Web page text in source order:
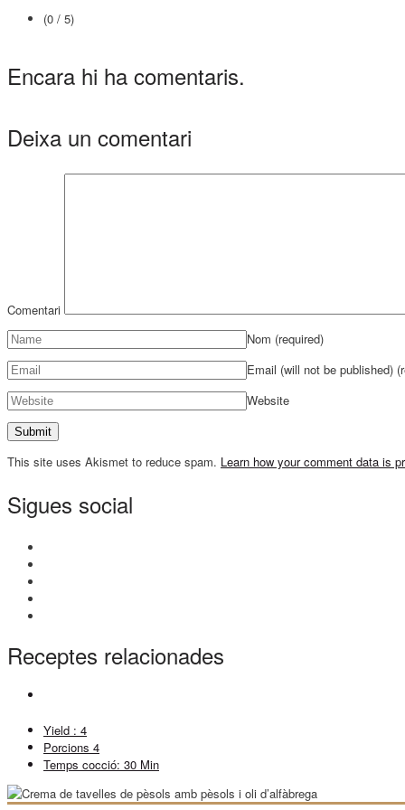
(0 / 5)
Encara hi ha comentaris.
Deixa un comentari
Comentari
Nom (required)
Email (will not be published)
Website
This site uses Akismet to reduce spam. Learn how your comment data is
Sigues social
Receptes relacionades
Yield : 4
Porcions 4
Temps cocció: 30 Min